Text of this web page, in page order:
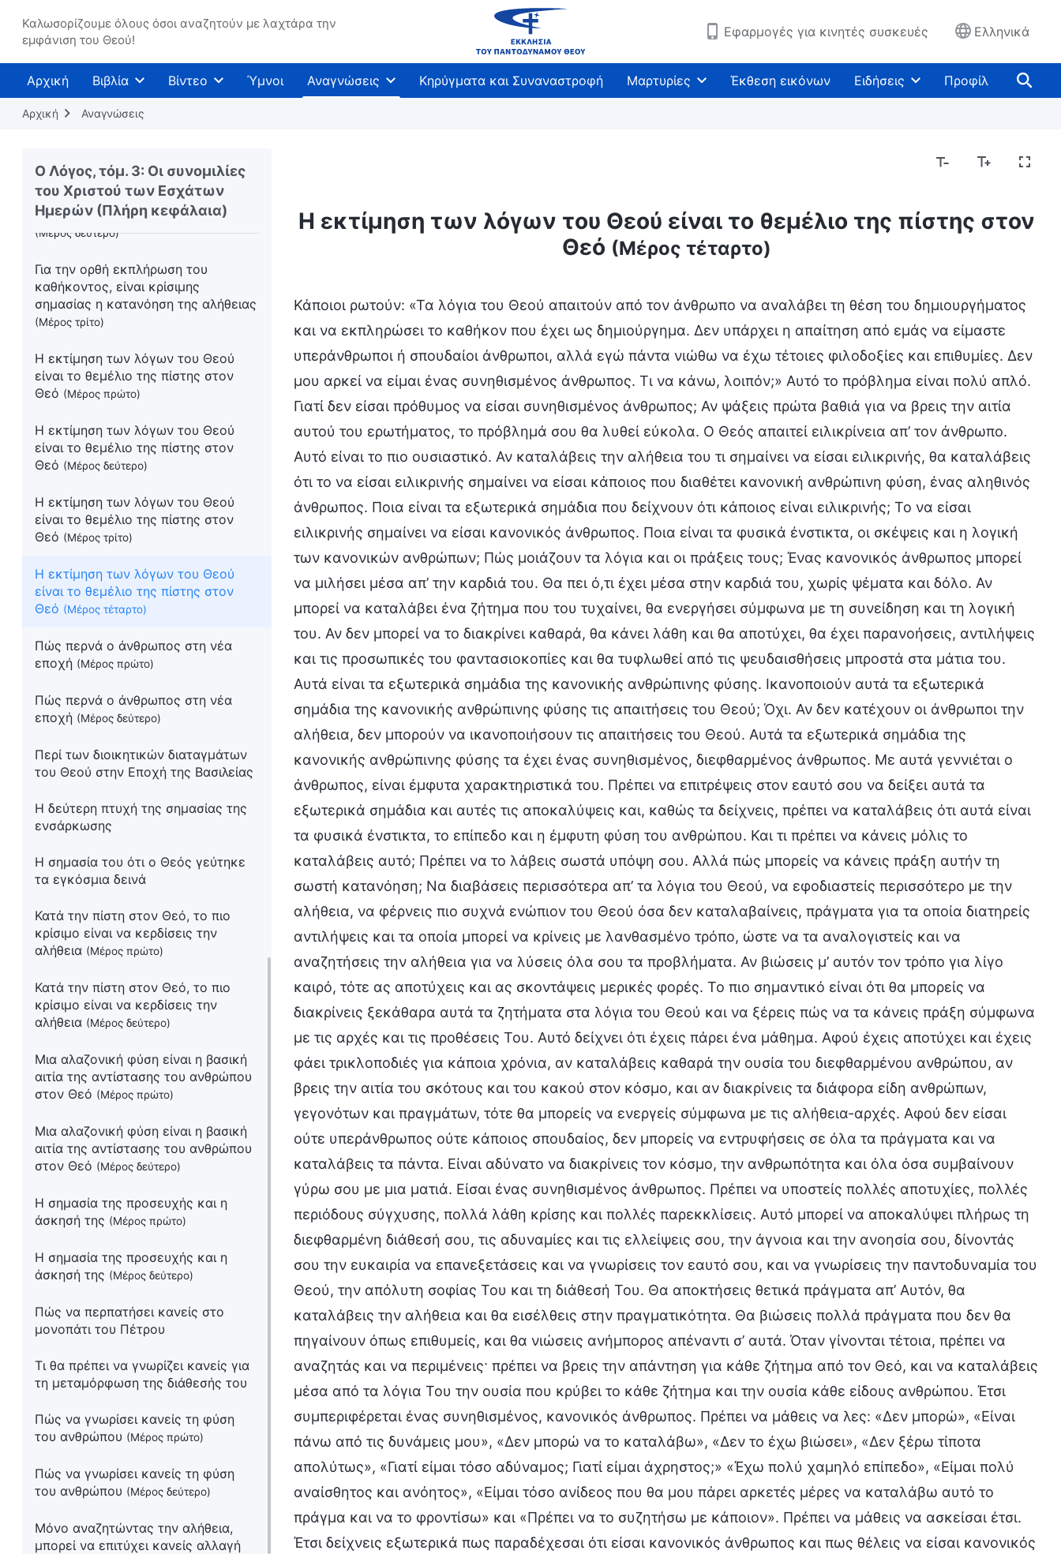
Καλωσορίζουμε όλους όσοι αναζητούν με λαχτάρα την
εμφάνιση του Θεού!
Εφαρμογές για κινητές συσκευές Ελληνικά
Αρχική Βιβλία Βίντεο Ύμνοι Αναγνώσεις Κηρύγματα και Συναναστροφή Μαρτυρίες Έκθεση εικόνων Ειδήσεις Προφίλ
Αρχική Αναγνώσεις
Ο Λόγος, τόμ. 3: Οι συνομιλίες
του Χριστού των Εσχάτων
Ημερών (Πλήρη κεφάλαια)
Η επανόρθωση των σχέσεων
μεταξύ ανθρώπου και Θεού είναι
Για την ορθή εκπλήρωση του
καθήκοντος, είναι κρίσιμης
Για την ορθή εκπλήρωση του
καθήκοντος, είναι κρίσιμης
σημασίας η κατανόηση της αλήθειας
(Μέρος δεύτερο)
Για την ορθή εκπλήρωση του
καθήκοντος, είναι κρίσιμης
σημασίας η κατανόηση της αλήθειας
(Μέρος τρίτο)
Η εκτίμηση των λόγων του Θεού
είναι το θεμέλιο της πίστης στον
Θεό (Μέρος πρώτο)
Η εκτίμηση των λόγων του Θεού
είναι το θεμέλιο της πίστης στον
Θεό (Μέρος δεύτερο)
Η εκτίμηση των λόγων του Θεού
είναι το θεμέλιο της πίστης στον
Θεό (Μέρος τρίτο)
Η εκτίμηση των λόγων του Θεού
είναι το θεμέλιο της πίστης στον
Θεό (Μέρος τέταρτο)
Πώς περνά ο άνθρωπος στη νέα
εποχή (Μέρος πρώτο)
Πώς περνά ο άνθρωπος στη νέα
εποχή (Μέρος δεύτερο)
Περί των διοικητικών διαταγμάτων
του Θεού στην Εποχή της Βασιλείας
Η δεύτερη πτυχή της σημασίας της
ενσάρκωσης
Η σημασία του ότι ο Θεός γεύτηκε
τα εγκόσμια δεινά
Κατά την πίστη στον Θεό, το πιο
κρίσιμο είναι να κερδίσεις την
αλήθεια (Μέρος πρώτο)
Κατά την πίστη στον Θεό, το πιο
κρίσιμο είναι να κερδίσεις την
αλήθεια (Μέρος δεύτερο)
Μια αλαζονική φύση είναι η βασική
αιτία της αντίστασης του ανθρώπου
στον Θεό (Μέρος πρώτο)
Μια αλαζονική φύση είναι η βασική
αιτία της αντίστασης του ανθρώπου
στον Θεό (Μέρος δεύτερο)
Η σημασία της προσευχής και η
άσκησή της (Μέρος πρώτο)
Η σημασία της προσευχής και η
άσκησή της (Μέρος δεύτερο)
Πώς να περπατήσει κανείς στο
μονοπάτι του Πέτρου
Τι θα πρέπει να γνωρίζει κανείς για
τη μεταμόρφωση της διάθεσής του
Πώς να γνωρίσει κανείς τη φύση
του ανθρώπου (Μέρος πρώτο)
Πώς να γνωρίσει κανείς τη φύση
του ανθρώπου (Μέρος δεύτερο)
Μόνο αναζητώντας την αλήθεια,
μπορεί να επιτύχει κανείς αλλαγή
Η εκτίμηση των λόγων του Θεού είναι το θεμέλιο της πίστης στον
Θεό (Μέρος τέταρτο)
Κάποιοι ρωτούν: «Τα λόγια του Θεού απαιτούν από τον άνθρωπο να αναλάβει τη θέση του δημιουργήματος
και να εκπληρώσει το καθήκον που έχει ως δημιούργημα. Δεν υπάρχει η απαίτηση από εμάς να είμαστε
υπεράνθρωποι ή σπουδαίοι άνθρωποι, αλλά εγώ πάντα νιώθω να έχω τέτοιες φιλοδοξίες και επιθυμίες. Δεν
μου αρκεί να είμαι ένας συνηθισμένος άνθρωπος. Τι να κάνω, λοιπόν;» Αυτό το πρόβλημα είναι πολύ απλό.
Γιατί δεν είσαι πρόθυμος να είσαι συνηθισμένος άνθρωπος; Αν ψάξεις πρώτα βαθιά για να βρεις την αιτία
αυτού του ερωτήματος, το πρόβλημά σου θα λυθεί εύκολα. Ο Θεός απαιτεί ειλικρίνεια απ’ τον άνθρωπο.
Αυτό είναι το πιο ουσιαστικό. Αν καταλάβεις την αλήθεια του τι σημαίνει να είσαι ειλικρινής, θα καταλάβεις
ότι το να είσαι ειλικρινής σημαίνει να είσαι κάποιος που διαθέτει κανονική ανθρώπινη φύση, ένας αληθινός
άνθρωπος. Ποια είναι τα εξωτερικά σημάδια που δείχνουν ότι κάποιος είναι ειλικρινής; Το να είσαι
ειλικρινής σημαίνει να είσαι κανονικός άνθρωπος. Ποια είναι τα φυσικά ένστικτα, οι σκέψεις και η λογική
των κανονικών ανθρώπων; Πώς μοιάζουν τα λόγια και οι πράξεις τους; Ένας κανονικός άνθρωπος μπορεί
να μιλήσει μέσα απ’ την καρδιά του. Θα πει ό,τι έχει μέσα στην καρδιά του, χωρίς ψέματα και δόλο. Αν
μπορεί να καταλάβει ένα ζήτημα που του τυχαίνει, θα ενεργήσει σύμφωνα με τη συνείδηση και τη λογική
του. Αν δεν μπορεί να το διακρίνει καθαρά, θα κάνει λάθη και θα αποτύχει, θα έχει παρανοήσεις, αντιλήψεις
και τις προσωπικές του φαντασιοκοπίες και θα τυφλωθεί από τις ψευδαισθήσεις μπροστά στα μάτια του.
Αυτά είναι τα εξωτερικά σημάδια της κανονικής ανθρώπινης φύσης. Ικανοποιούν αυτά τα εξωτερικά
σημάδια της κανονικής ανθρώπινης φύσης τις απαιτήσεις του Θεού; Όχι. Αν δεν κατέχουν οι άνθρωποι την
αλήθεια, δεν μπορούν να ικανοποιήσουν τις απαιτήσεις του Θεού. Αυτά τα εξωτερικά σημάδια της
κανονικής ανθρώπινης φύσης τα έχει ένας συνηθισμένος, διεφθαρμένος άνθρωπος. Με αυτά γεννιέται ο
άνθρωπος, είναι έμφυτα χαρακτηριστικά του. Πρέπει να επιτρέψεις στον εαυτό σου να δείξει αυτά τα
εξωτερικά σημάδια και αυτές τις αποκαλύψεις και, καθώς τα δείχνεις, πρέπει να καταλάβεις ότι αυτά είναι
τα φυσικά ένστικτα, το επίπεδο και η έμφυτη φύση του ανθρώπου. Και τι πρέπει να κάνεις μόλις το
καταλάβεις αυτό; Πρέπει να το λάβεις σωστά υπόψη σου. Αλλά πώς μπορείς να κάνεις πράξη αυτήν τη
σωστή κατανόηση; Να διαβάσεις περισσότερα απ’ τα λόγια του Θεού, να εφοδιαστείς περισσότερο με την
αλήθεια, να φέρνεις πιο συχνά ενώπιον του Θεού όσα δεν καταλαβαίνεις, πράγματα για τα οποία διατηρείς
αντιλήψεις και τα οποία μπορεί να κρίνεις με λανθασμένο τρόπο, ώστε να τα αναλογιστείς και να
αναζητήσεις την αλήθεια για να λύσεις όλα σου τα προβλήματα. Αν βιώσεις μ’ αυτόν τον τρόπο για λίγο
καιρό, τότε ας αποτύχεις και ας σκοντάψεις μερικές φορές. Το πιο σημαντικό είναι ότι θα μπορείς να
διακρίνεις ξεκάθαρα αυτά τα ζητήματα στα λόγια του Θεού και να ξέρεις πώς να τα κάνεις πράξη σύμφωνα
με τις αρχές και τις προθέσεις Του. Αυτό δείχνει ότι έχεις πάρει ένα μάθημα. Αφού έχεις αποτύχει και έχεις
φάει τρικλοποδιές για κάποια χρόνια, αν καταλάβεις καθαρά την ουσία του διεφθαρμένου ανθρώπου, αν
βρεις την αιτία του σκότους και του κακού στον κόσμο, και αν διακρίνεις τα διάφορα είδη ανθρώπων,
γεγονότων και πραγμάτων, τότε θα μπορείς να ενεργείς σύμφωνα με τις αλήθεια-αρχές. Αφού δεν είσαι
ούτε υπεράνθρωπος ούτε κάποιος σπουδαίος, δεν μπορείς να εντρυφήσεις σε όλα τα πράγματα και να
καταλάβεις τα πάντα. Είναι αδύνατο να διακρίνεις τον κόσμο, την ανθρωπότητα και όλα όσα συμβαίνουν
γύρω σου με μια ματιά. Είσαι ένας συνηθισμένος άνθρωπος. Πρέπει να υποστείς πολλές αποτυχίες, πολλές
περιόδους σύγχυσης, πολλά λάθη κρίσης και πολλές παρεκκλίσεις. Αυτό μπορεί να αποκαλύψει πλήρως τη
διεφθαρμένη διάθεσή σου, τις αδυναμίες και τις ελλείψεις σου, την άγνοια και την ανοησία σου, δίνοντάς
σου την ευκαιρία να επανεξετάσεις και να γνωρίσεις τον εαυτό σου, και να γνωρίσεις την παντοδυναμία του
Θεού, την απόλυτη σοφίας Του και τη διάθεσή Του. Θα αποκτήσεις θετικά πράγματα απ’ Αυτόν, θα
καταλάβεις την αλήθεια και θα εισέλθεις στην πραγματικότητα. Θα βιώσεις πολλά πράγματα που δεν θα
πηγαίνουν όπως επιθυμείς, και θα νιώσεις ανήμπορος απέναντι σ’ αυτά. Όταν γίνονται τέτοια, πρέπει να
αναζητάς και να περιμένεις· πρέπει να βρεις την απάντηση για κάθε ζήτημα από τον Θεό, και να καταλάβεις
μέσα από τα λόγια Του την ουσία που κρύβει το κάθε ζήτημα και την ουσία κάθε είδους ανθρώπου. Έτσι
συμπεριφέρεται ένας συνηθισμένος, κανονικός άνθρωπος. Πρέπει να μάθεις να λες: «Δεν μπορώ», «Είναι
πάνω από τις δυνάμεις μου», «Δεν μπορώ να το καταλάβω», «Δεν το έχω βιώσει», «Δεν ξέρω τίποτα
απολύτως», «Γιατί είμαι τόσο αδύναμος; Γιατί είμαι άχρηστος;» «Έχω πολύ χαμηλό επίπεδο», «Είμαι πολύ
αναίσθητος και ανόητος», «Είμαι τόσο ανίδεος που θα μου πάρει αρκετές μέρες να καταλάβω αυτό το
πράγμα και να το φροντίσω» και «Πρέπει να το συζητήσω με κάποιον». Πρέπει να μάθεις να ασκείσαι έτσι.
Έτσι δείχνεις εξωτερικά πως παραδέχεσαι ότι είσαι κανονικός άνθρωπος και πως θέλεις να είσαι κανονικός